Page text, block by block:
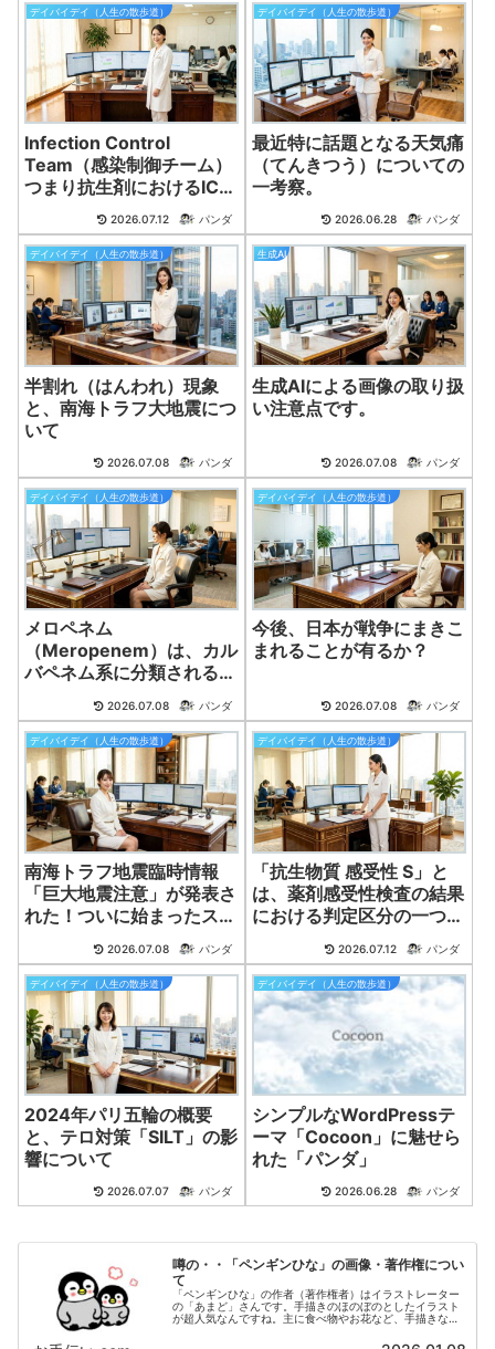
デイバイデイ（人生の散歩道）
Infection Control
Team（感染制御チーム）
つまり抗生剤におけるICT
2026.07.12 パンダ
デイバイデイ（人生の散歩道）
最近特に話題となる天気痛
（てんきつう）についての
一考察。
2026.06.28 パンダ
デイバイデイ（人生の散歩道）
半割れ（はんわれ）現象
と、南海トラフ大地震につ
いて
2026.07.08 パンダ
生成AI
生成AIによる画像の取り扱
い注意点です。
2026.07.08 パンダ
デイバイデイ（人生の散歩道）
メロペネム
（Meropenem）は、カル
バペネム系に分類される強
力な注射用抗菌薬（抗生物
質）です。
2026.07.08 パンダ
デイバイデイ（人生の散歩道）
今後、日本が戦争にまきこ
まれることが有るか？
2026.07.08 パンダ
デイバイデイ（人生の散歩道）
南海トラフ地震臨時情報
「巨大地震注意」が発表さ
れた！ついに始まったスロ
2026.07.08 パンダ
デイバイデイ（人生の散歩道）
「抗生物質 感受性 S」と
は、薬剤感受性検査の結果
における判定区分の一つ
で、その抗生物質が原因菌
に対して有効であることを
示すものです。
2026.07.12 パンダ
デイバイデイ（人生の散歩道）
2024年パリ五輪の概要
と、テロ対策「SILT」の影
響について
2026.07.07 パンダ
デイバイデイ（人生の散歩道）
シンプルなWordPressテ
ーマ「Cocoon」に魅せら
れた「パンダ」
2026.06.28 パンダ
噂の・・「ペンギンひな」の画像・著作権につい
て
「ペンギンひな」の作者（著作権者）はイラストレーター
の「あまど」さんです。手描きのほのぼのとしたイラスト
が超人気なんですね。主に食べ物やお花など、手描きなら
イトにおいて、多くのファンの方がダウンロードされてい